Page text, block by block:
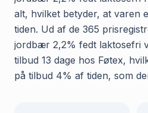
alt, hvilket betyder, at varen
tiden. Ud af de 365
jordbær 2,2% fedt laktosefri
tilbud 13 dage hos Føtex,
på tilbud 4% af tiden, som